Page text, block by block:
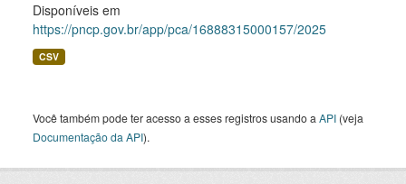
Disponíveis em
https://pncp.gov.br/app/pca/16888315000157/2025
CSV
Você também pode ter acesso a esses registros usando a API (veja
Documentação da API).